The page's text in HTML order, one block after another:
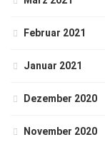
Februar 2021
Januar 2021
Dezember 2020
November 2020